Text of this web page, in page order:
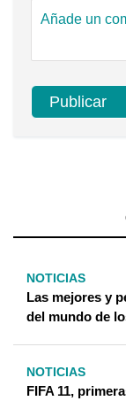
NOTICIAS
Las mejores y
del mundo de
NOTICIAS
FIFA 11,